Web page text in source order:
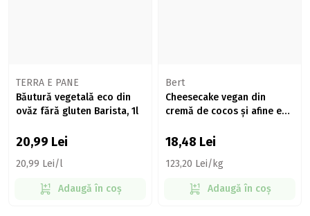
TERRA E PANE
Băutură vegetală eco din
ovăz fără gluten Barista, 1l
20,99 Lei
20,99 Lei/l
Adaugă în coș
Bert
Cheesecake vegan din
cremă de cocos și afine eco
18,48 Lei
123,20 Lei/kg
Adaugă în coș